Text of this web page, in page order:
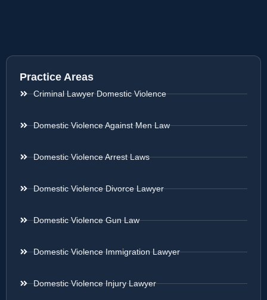
Practice Areas
Criminal Lawyer Domestic Violence
Domestic Violence Against Men Law
Domestic Violence Arrest Laws
Domestic Violence Divorce Lawyer
Domestic Violence Gun Law
Domestic Violence Immigration Lawyer
Domestic Violence Injury Lawyer